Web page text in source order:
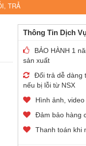
TRẢ
Thông Tin Dịch
BẢO HÀNH 1
sản xuất
Đổi trả dễ dàng
nếu bị lỗi từ NSX
Hình ảnh,
Đảm bảo hàng
Thanh toán khi